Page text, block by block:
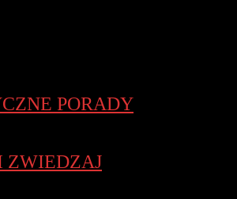
PORADY
ZWIEDZAJ